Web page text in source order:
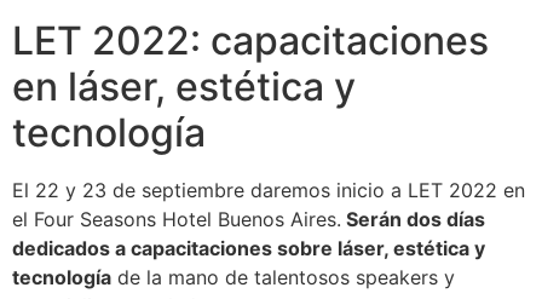
LET 2022: capacitaciones
en láser, estética y
tecnología
El 22 y 23 de septiembre daremos inicio a LET 2022 en
el Four Seasons Hotel Buenos Aires. Serán dos días
dedicados a capacitaciones sobre láser, estética y
tecnología de la mano de talentosos speakers y